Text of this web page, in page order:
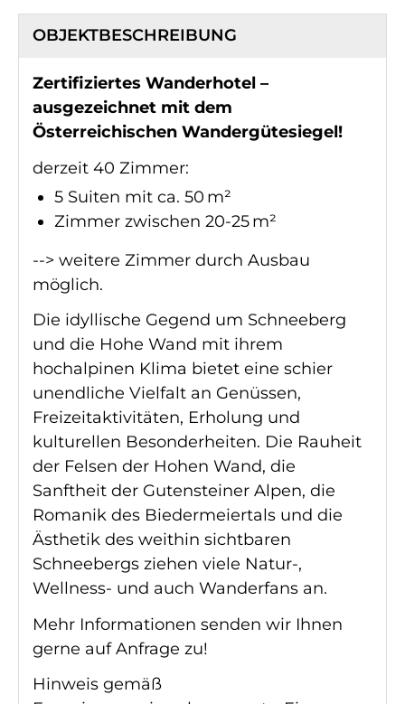
OBJEKT­BESCHREIBUNG
Zertifiziertes Wanderhotel –
ausgezeichnet mit dem
Österreichischen Wandergütesiegel!
derzeit 40 Zimmer:
5 Suiten mit ca. 50 m²
Zimmer zwischen 20-25 m²
--> weitere Zimmer durch Ausbau
möglich.
Die idyllische Gegend um Schneeberg
und die Hohe Wand mit ihrem
hochalpinen Klima bietet eine schier
unendliche Vielfalt an Genüssen,
Freizeitaktivitäten, Erholung und
kulturellen Besonderheiten. Die Rauheit
der Felsen der Hohen Wand, die
Sanftheit der Gutensteiner Alpen, die
Romanik des Biedermeiertals und die
Ästhetik des weithin sichtbaren
Schneebergs ziehen viele Natur-,
Wellness- und auch Wanderfans an.
Mehr Informationen senden wir Ihnen
gerne auf Anfrage zu!
Hinweis gemäß